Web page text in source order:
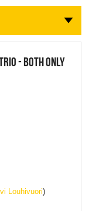
- BOTH ONLY
Louhivuori)